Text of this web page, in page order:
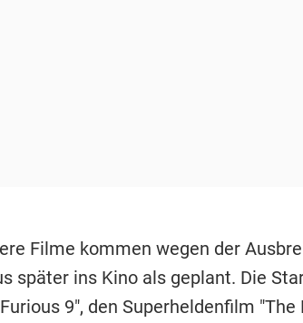
Filme kommen wegen der
später ins Kino als geplant. Die
9", den Superheldenfilm "The